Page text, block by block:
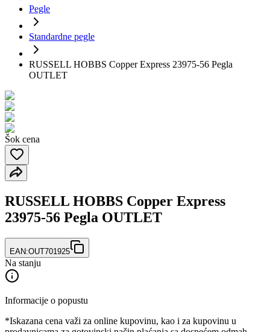
Pegle
Standardne pegle
RUSSELL HOBBS Copper Express 23975-56 Pegla
OUTLET
Šok cena
RUSSELL HOBBS Copper Express
23975-56 Pegla OUTLET
EAN:OUT701925
Na stanju
Informacije o popustu
*Iskazana cena važi za online kupovinu, kao i za kupovinu u